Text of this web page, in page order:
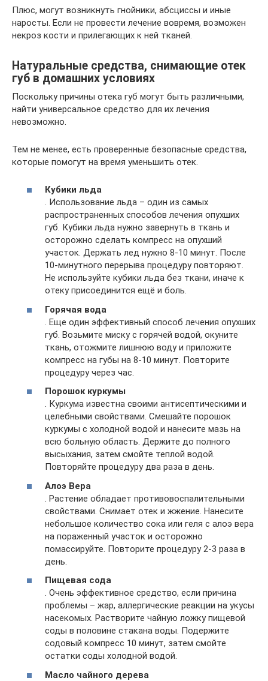
Плюс, могут возникнуть гнойники, абсциссы и иные
наросты. Если не провести лечение вовремя, возможен
некроз кости и прилегающих к ней тканей.
Натуральные средства, снимающие отек
губ в домашних условиях
Поскольку причины отека губ могут быть различными,
найти универсальное средство для их лечения
невозможно.
Тем не менее, есть проверенные безопасные средства,
которые помогут на время уменьшить отек.
Кубики льда
. Использование льда – один из самых
распространенных способов лечения опухших
губ. Кубики льда нужно завернуть в ткань и
осторожно сделать компресс на опухший
участок. Держать лед нужно 8-10 минут. После
10-минутного перерыва процедуру повторяют.
Не используйте кубики льда без ткани, иначе к
отеку присоединится ещё и боль.
Горячая вода
. Еще один эффективный способ лечения опухших
губ. Возьмите миску с горячей водой, окуните
ткань, отожмите лишнюю воду и приложите
компресс на губы на 8-10 минут. Повторите
процедуру через час.
Порошок куркумы
. Куркума известна своими антисептическими и
целебными свойствами. Смешайте порошок
куркумы с холодной водой и нанесите мазь на
всю больную область. Держите до полного
высыхания, затем смойте теплой водой.
Повторяйте процедуру два раза в день.
Алоэ Вера
. Растение обладает противовоспалительными
свойствами. Снимает отек и жжение. Нанесите
небольшое количество сока или геля с алоэ вера
на пораженный участок и осторожно
помассируйте. Повторите процедуру 2-3 раза в
день.
Пищевая сода
. Очень эффективное средство, если причина
проблемы – жар, аллергические реакции на укусы
насекомых. Растворите чайную ложку пищевой
соды в половине стакана воды. Подержите
содовый компресс 10 минут, затем смойте
остатки соды холодной водой.
Масло чайного дерева